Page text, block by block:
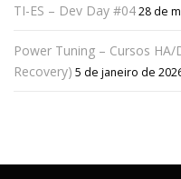
TI-ES – Dev Day #0428 de
Power Tuning – Cursos
Recovery) 5 de janeiro de